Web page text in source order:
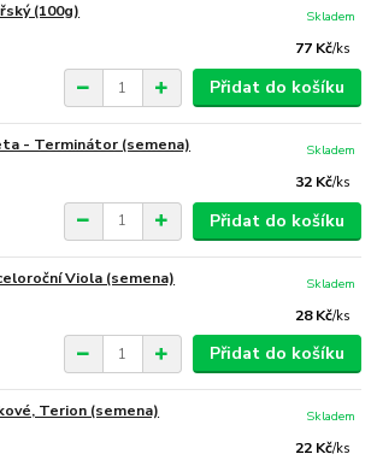
(100g)
77 Kč/ks
Skladem
Přidat do košíku
- Terminátor (semena)
32 Kč/ks
Skladem
Přidat do košíku
Viola (semena)
28 Kč/ks
Skladem
Přidat do košíku
Terion (semena)
22 Kč/ks
Skladem